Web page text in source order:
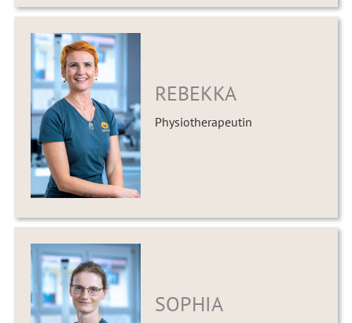
REBEKKA
Physiotherapeutin
SOPHIA